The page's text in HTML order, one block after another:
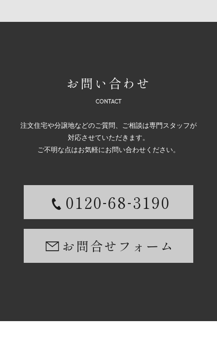
お問い合わせ
注文住宅や分譲地などのご質問、ご相談は専門スタッフが
対応させていただきます。
ご不明な点はお気軽にお問い合わせください。
0120-68-3190
お問合せフォーム